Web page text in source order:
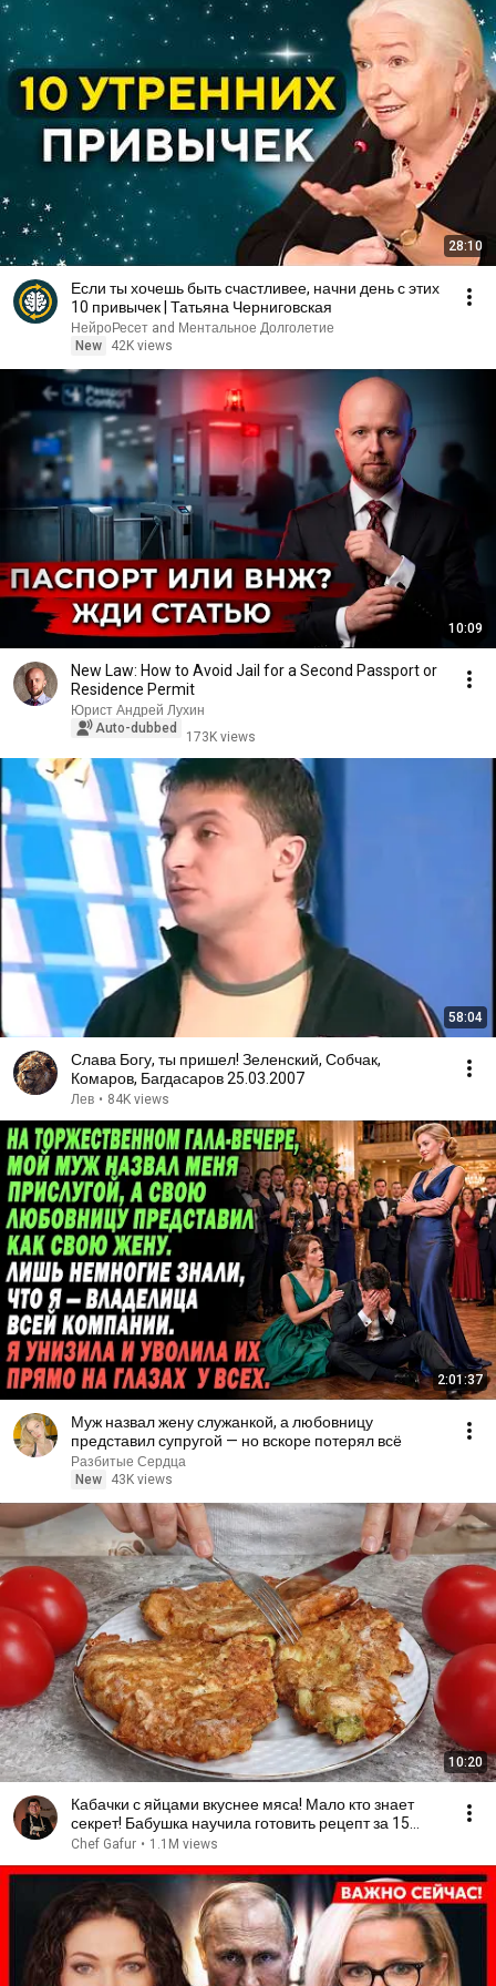
28:10
Если ты хочешь быть счастливее, начни день с этих
10 привычек | Татьяна Черниговская
НейроРесет and Ментальное Долголетие
New
42K views
10:09
New Law: How to Avoid Jail for a Second Passport or
Residence Permit
Юрист Андрей Лухин
Auto-dubbed
173K views
58:04
Слава Богу, ты пришел! Зеленский, Собчак,
Комаров, Багдасаров 25.03.2007
Лев • 84K views
2:01:37
Муж назвал жену служанкой, а любовницу
представил супругой — но вскоре потерял всё
Разбитые Сердца
New
43K views
10:20
Кабачки с яйцами вкуснее мяса! Мало кто знает
секрет! Бабушка научила готовить рецепт за 15
минут
Chef Gafur • 1.1M views